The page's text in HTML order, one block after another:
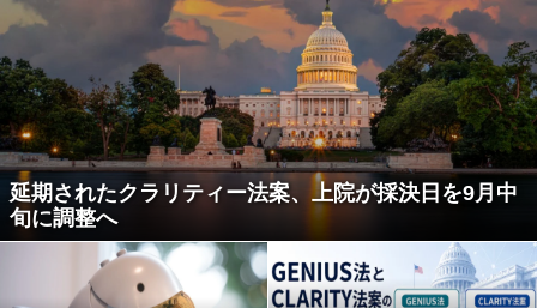
延期されたクラリティー法案、上院が採決日を9月中
旬に調整へ